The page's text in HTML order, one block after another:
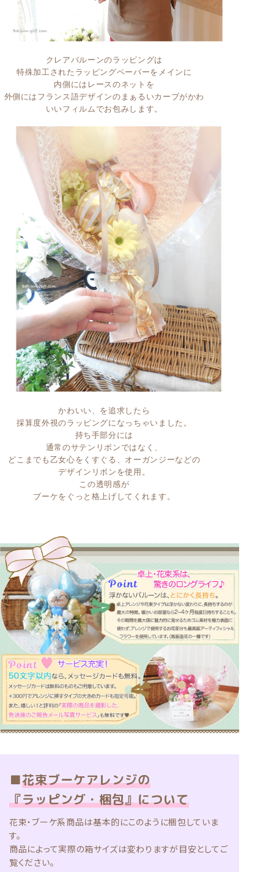
クレアバルーンのラッピングは
特殊加工されたラッピングペーパーをメインに
内側にはレースのネットを
外側にはフランス語デザインのまぁるいカーブがかわ
いいフィルムでお包みします。
かわいい、を追求したら
採算度外視のラッピングになっちゃいました。
持ち手部分には
通常のサテンリボンではなく、
どこまでも乙女心をくすぐる、オーガンジーなどの
デザインリボンを使用。
この透明感が
ブーケをぐっと格上げしてくれます。
■花束ブーケアレンジの
『ラッピング・梱包』について
花束・ブーケ系商品は基本的にこのように梱包していま
す。
商品によって実際の箱サイズは変わりますが目安としてご
覧ください。